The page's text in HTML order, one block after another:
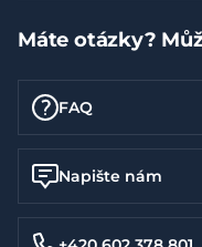
Máte otázky?
FAQ
Napište nám